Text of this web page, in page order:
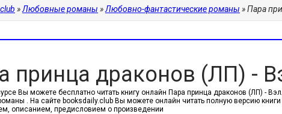
»Любовные романы »Любовно-фантастические романы » Пара
принца драконов (ЛП) -
Вы можете бесплатно читать книгу онлайн Пара принца драконов (ЛП) -
. На сайте booksdaily.club Вы можете онлайн читать полную версию
описанием, предисловием о произведении